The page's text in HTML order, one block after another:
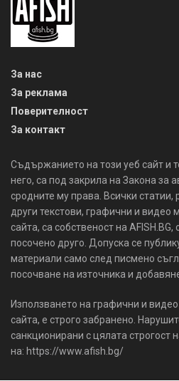
За нас
За реклама
Поверителност
За контакт
Съдържанието на този уеб сайт и
него, са под закрила на Закона за
сродните му права. Всички
други текстови, графични и видео
сайта, са собственост на
посочено друго. Допуска се
материали само след писмено
посочване на източника и
Използването на графични и
сайта, е строго забранено.
санкционирани с цялата строгост
на: https://www.afish.bg/